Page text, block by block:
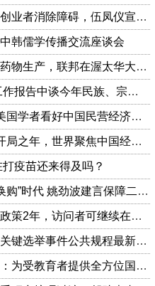
【共生传媒】国际妇女节助女创业者消除障碍，伍凤仪宣布一批项目获女性创业战略资助
韩儒学传播交流座谈会
【共生传媒】加速疫苗和治疗药物生产，联邦在渥太华大学设立新研究中心
【共生传媒】 ​​​​​​​李克强在政府工作报告中谈今年民族、宗教、侨务、国防、港澳台、外交工作
【共生传媒】 ​​​​​​​两会·世界观丨美国学者看好中国民营经济和数字经济
【共生传媒】 ​​​​​​​两会·世界观丨开局之年，世界聚焦中国经济蓝图与信心
疫苗还来得及吗？
【共生传媒】 ​​​​​​​汽车消费进入“换购”时代 姚劲波建言保障二手车顺畅流通
【共生传媒】加拿大延长临时政策2年，访问者可继续在加国境内申请工作许可
【共生传媒】加拿大政府公布关键选举事件公共规程最新评估报告
【共生传媒】加拿大远见集团：为受教育者提供全方位国际服务，成就无限可能